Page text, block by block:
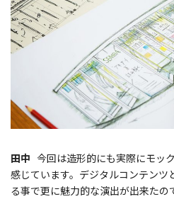
田中 今回は造形的にも実際にモッ
感じています。デジタルコンテンツ
る事で更に魅力的な演出が出来たの